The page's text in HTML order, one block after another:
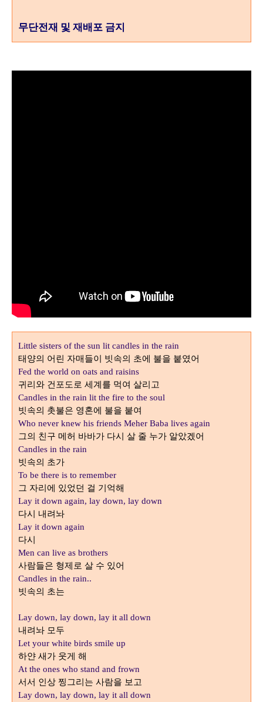
무단전재 및 재배포 금지
Little sisters of the sun lit candles in the rain
태양의 어린 자매들이 빗속의 초에 불을 붙였어
Fed the world on oats and raisins
귀리와 건포도로 세계를 먹여 살리고
Candles in the rain lit the fire to the soul
빗속의 촛불은 영혼에 불을 붙여
Who never knew his friends Meher Baba lives again
그의 친구 메허 바바가 다시 살 줄 누가 알았겠어
Candles in the rain
빗속의 초가
To be there is to remember
그 자리에 있었던 걸 기억해
Lay it down again, lay down, lay down
다시 내려놔
Lay it down again
다시
Men can live as brothers
사람들은 형제로 살 수 있어
Candles in the rain..
빗속의 초는
Lay down, lay down, lay it all down
내려놔 모두
Let your white birds smile up
하얀 새가 웃게 해
At the ones who stand and frown
서서 인상 찡그리는 사람을 보고
Lay down, lay down, lay it all down